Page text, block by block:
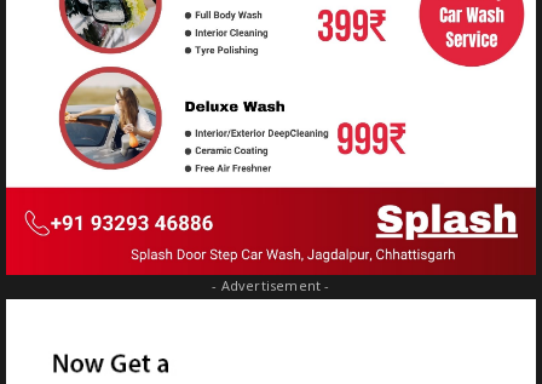
- Advertisement -